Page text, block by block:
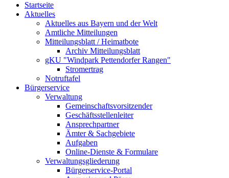
Startseite
Aktuelles
Aktuelles aus Bayern und der Welt
Amtliche Mitteilungen
Mitteilungsblatt / Heimatbote
Archiv Mitteilungsblatt
gKU "Windpark Pettendorfer Rangen"
Stromertrag
Notruftafel
Bürgerservice
Verwaltung
Gemeinschaftsvorsitzender
Geschäftsstellenleiter
Ansprechpartner
Ämter & Sachgebiete
Aufgaben
Online-Dienste & Formulare
Verwaltungsgliederung
Bürgerservice-Portal